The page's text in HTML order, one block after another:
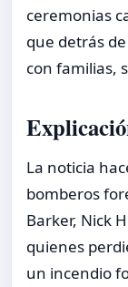
ceremonias
que detrás
con familias,
La noticia
bomberos
Barker, Nick
quienes
un incendio